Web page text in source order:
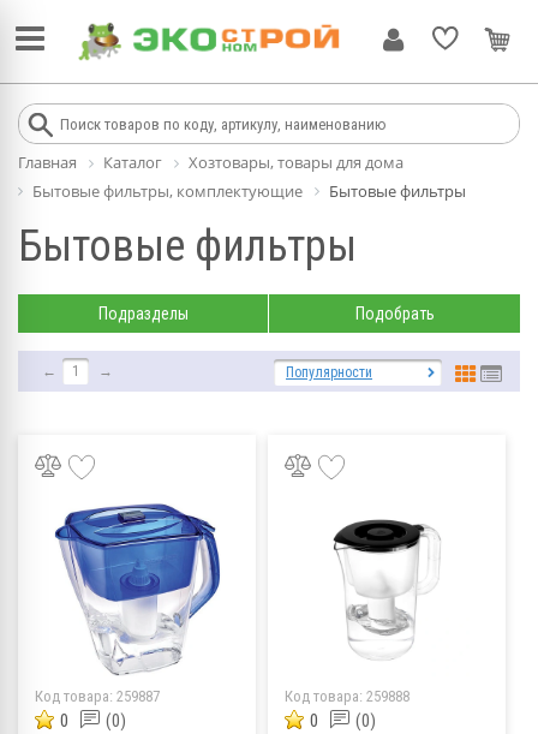
Главная Каталог
Хозтовары, товары для дома
Бытовые фильтры, комплектующие
Бытовые фильтры
Бытовые фильтры
Подразделы Подобрать
← 1 → Популярности
Код товара: 259887
0 (0)
Код товара: 259888
0 (0)